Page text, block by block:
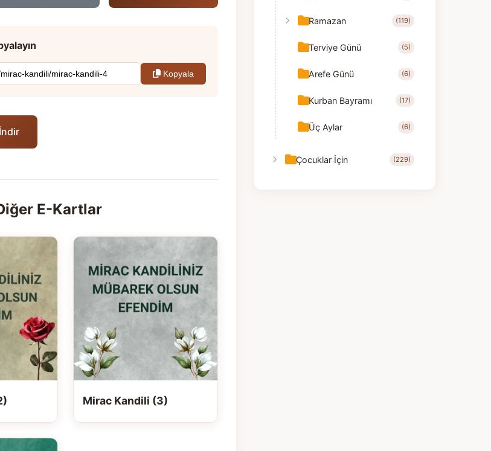
Kopyala
E-Kartlar
Mirac Kandili (3)
Ramazan (119)
Terviye Günü (5)
Arefe Günü (6)
Kurban Bayramı (17)
Üç Aylar (6)
Çocuklar İçin (229)